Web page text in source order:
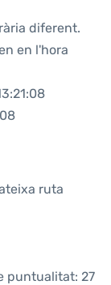
diferent.
en l'hora
ruta
puntualitat: 27